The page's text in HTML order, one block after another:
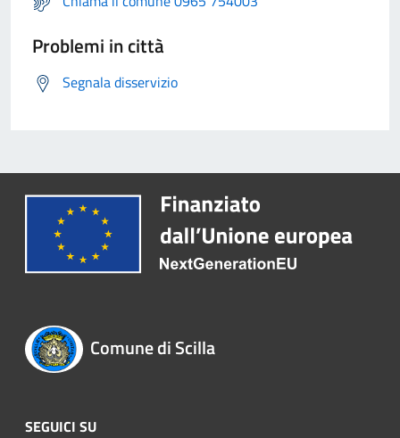
Problemi in città
Segnala disservizio
Comune di Scilla
SEGUICI SU